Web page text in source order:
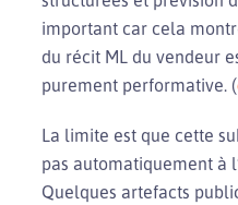
important car cela
du récit ML du vendeur
purement performative. (
La limite est que cette
pas automatiquement à
Quelques artefacts